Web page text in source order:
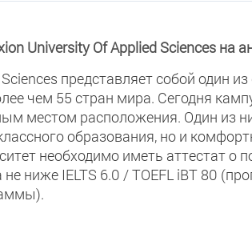
University Of Applied Sciences на
представляет собой один
чем 55 стран мира. Сегодня
местом расположения. Один из
образования, но и
необходимо иметь аттестат
ниже IELTS 6.0 / TOEFL iBT 80